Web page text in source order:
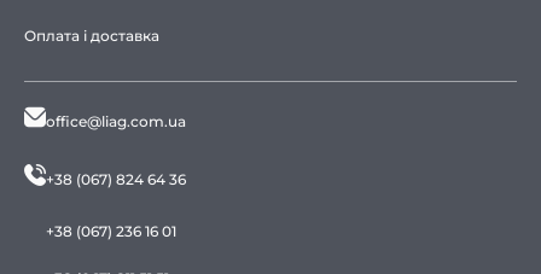
Оплата і доставка
office@liag.com.ua
+38 (067) 824 64 36
+38 (067) 236 16 01